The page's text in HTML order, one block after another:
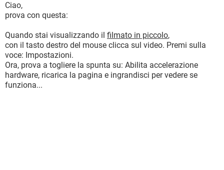
Ciao,
prova con questa:
Quando stai visualizzando il filmato in piccolo,
con il tasto destro del mouse clicca sul video. Premi sulla
voce: Impostazioni.
Ora, prova a togliere la spunta su: Abilita accelerazione
hardware, ricarica la pagina e ingrandisci per vedere se
funziona...